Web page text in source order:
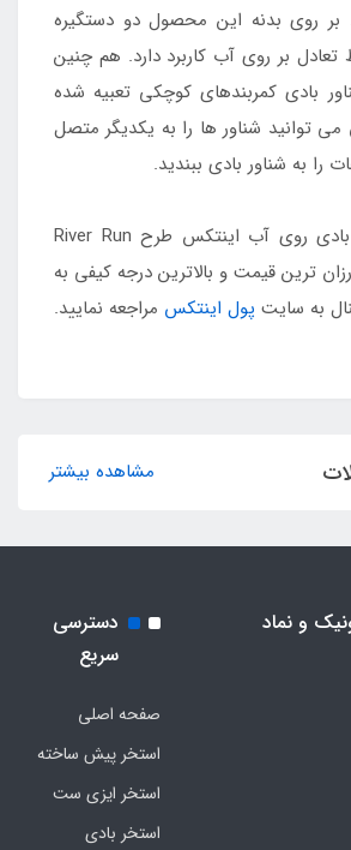
روی بدنه این محصول دو دستگیره
بر روی آب کاربرد دارد. هم چنین
بادی کمربندهای کوچکی تعبیه شده
توانید شناور ها را به یکدیگر متصل
را به شناور بادی ببندید.
برای خرید شناور بادی روی آب اینتکس طرح River Run
58854 با ارزان ترین قیمت و بالاترین درجه کیفی به
به سایت پول اینتکس مراجعه نمایید.
مشاهده بیشتر
و نماد
دسترسی
سریع
صفحه اصلی
استخر پیش ساخته
استخر ایزی ست
استخر بادی